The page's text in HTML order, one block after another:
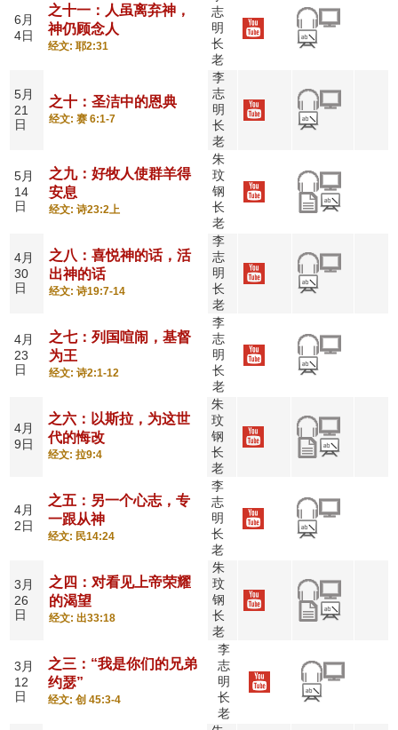
6月
4日
之十一：人虽离弃神，
神仍顾念人
经文: 耶2:31
志
明
长
老
5月
21
日
之十：圣洁中的恩典
经文: 赛 6:1-7
李
志
明
长
老
5月
14
日
之九：好牧人使群羊得
安息
经文: 诗23:2上
朱
玟
钢
长
老
4月
30
日
之八：喜悦神的话，活
出神的话
经文: 诗19:7-14
李
志
明
长
老
4月
23
日
之七：列国喧闹，基督
为王
经文: 诗2:1-12
李
志
明
长
老
4月
9日
之六：以斯拉，为这世
代的悔改
经文: 拉9:4
朱
玟
钢
长
老
4月
2日
之五：另一个心志，专
一跟从神
经文: 民14:24
李
志
明
长
老
3月
26
日
之四：对看见上帝荣耀
的渴望
经文: 出33:18
朱
玟
钢
长
老
3月
12
日
之三：“我是你们的兄弟
约瑟”
经文: 创 45:3-4
李
志
明
长
老